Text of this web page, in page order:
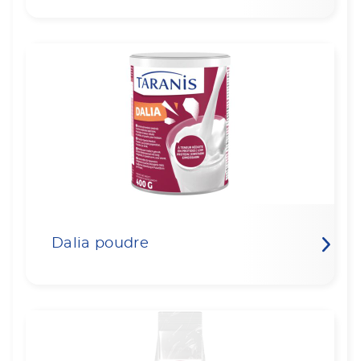
Dalia poudre